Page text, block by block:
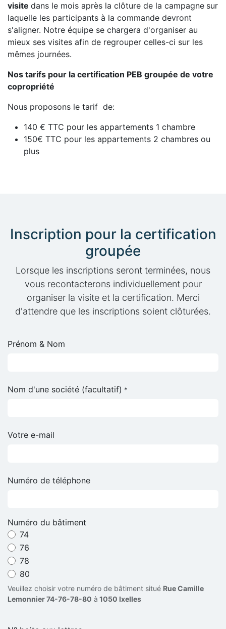
visite dans le mois après la clôture de la campagne sur
laquelle les participants à la commande devront
s'aligner. Notre équipe se chargera d'organiser au
mieux ses visites afin de regrouper celles-ci sur les
mêmes journées.
Nos tarifs pour la certification PEB groupée de votre
copropriété
Nous proposons le tarif de:
140 € TTC pour les appartements 1 chambre
150€ TTC pour les appartements 2 chambres ou
plus
Inscription pour la certification
groupée
Lorsque les inscriptions seront terminées, nous
vous recontacterons individuellement pour
organiser la visite et la certification. Merci
d'attendre que les inscriptions soient clôturées.
Prénom & Nom
Nom d'une société (facultatif) *
Votre e-mail
Numéro de téléphone
Numéro du bâtiment
74
76
78
80
Veuillez choisir votre numéro de bâtiment situé Rue Camille
Lemonnier 74-76-78-80 à 1050 Ixelles